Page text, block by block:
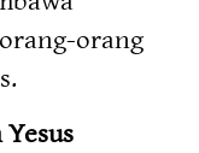
orang